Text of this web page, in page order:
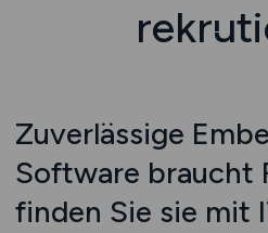
Zuverlässige
Software braucht
finden Sie sie mit